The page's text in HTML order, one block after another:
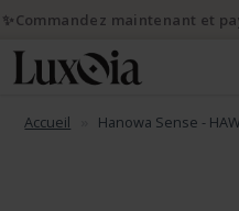
Accueil Hanowa Sense -
✨Commandez maintenant et